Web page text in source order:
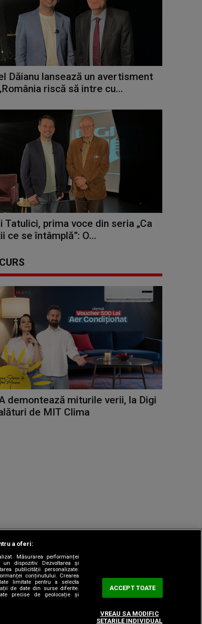
Dăianu lansează un avertisment
riscă să intre cu...
Tatulici, prima voce din seria „Ca
ce se întâmplă”: O...
demontează miturile verii, la Digi
de MIT Clima
|Sitemap
a oferi:
Măsurarea performanței
dispozitiv. Dezvoltarea și
publicității personalizate.
conținutului. Crearea
limitate pentru a selecta
de date din surse diferite.
precise de geolocație și
ACCEPT TOATE
VREAU SA MODIFIC
SETARILE INDIVIDUAL